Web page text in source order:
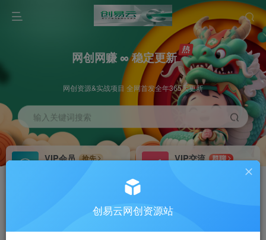
网创网赚 ∞ 稳定更新
网创资源&实战项目 全网首发全年365天更新
输入关键词搜索
VIP会员
抢先
VIP交流
群聊
研究探讨更多创业项目路子。
会员专属推广链接创易云网创资源站